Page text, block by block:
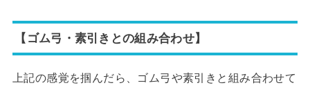
【ゴム弓・素引きとの組み合わせ】
上記の感覚を掴んだら、ゴム弓や素引きと組み合わせて